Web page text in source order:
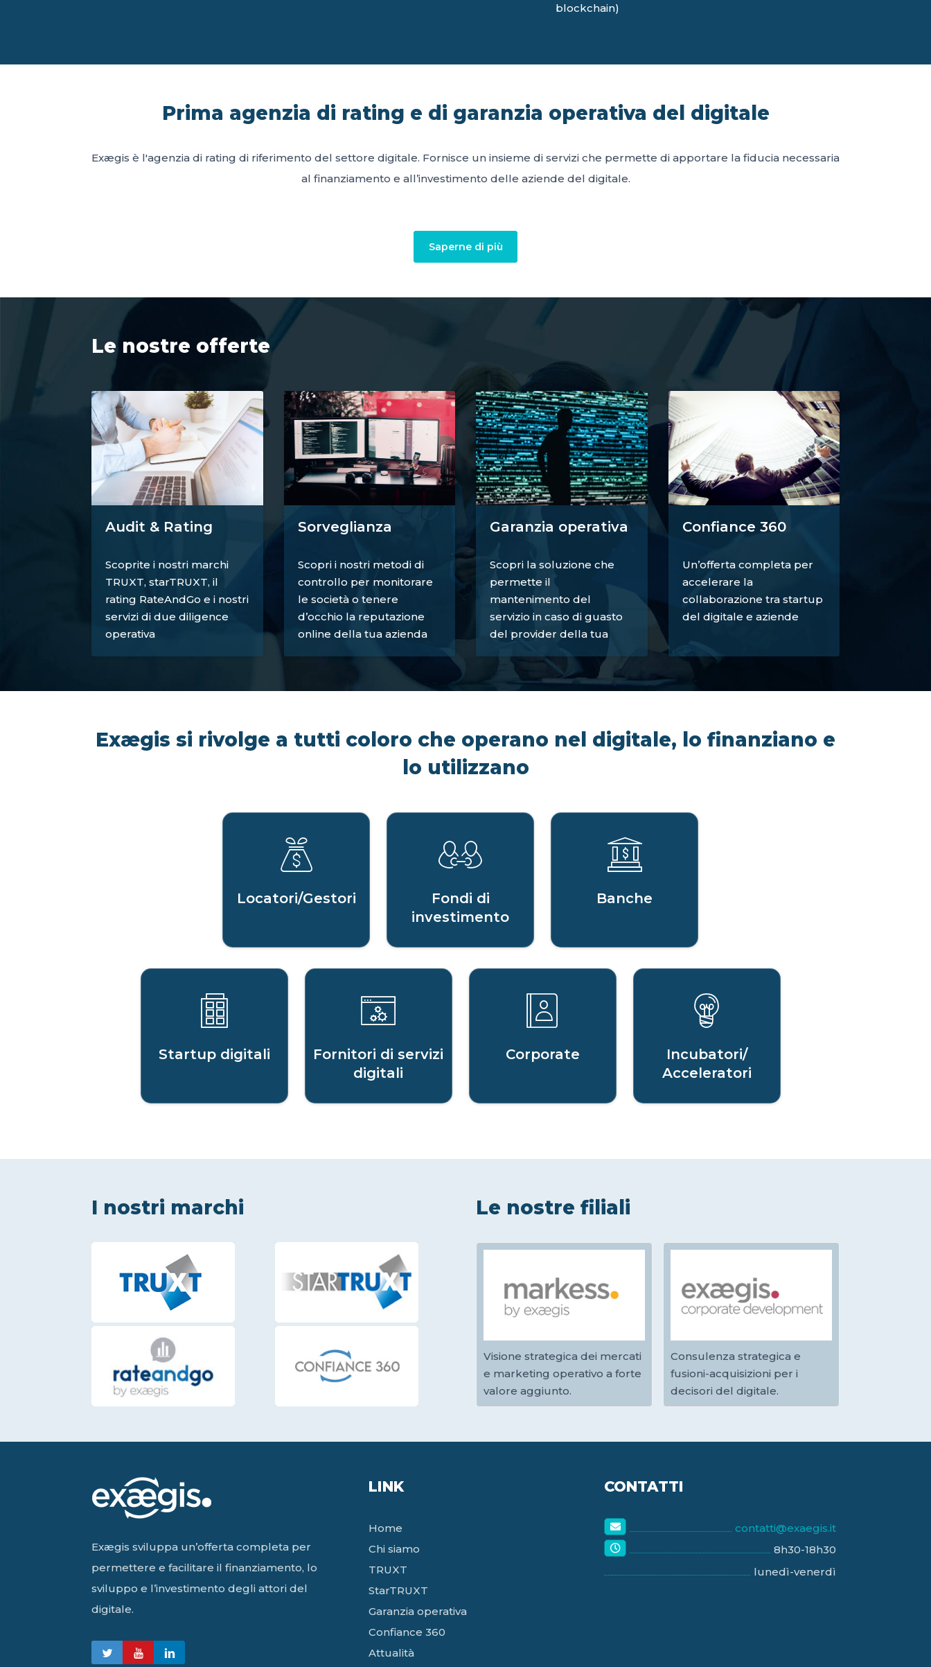
blockchain)
Prima agenzia di rating e di garanzia operativa del digitale
Exægis è l'agenzia di rating di riferimento del settore digitale. Fornisce un insieme di servizi che permette di apportare la fiducia necessaria
al finanziamento e all’investimento delle aziende del digitale.
Saperne di più
Le nostre offerte
Audit & Rating
Scoprite i nostri marchi
TRUXT, starTRUXT, il
rating RateAndGo e i nostri
servizi di due diligence
operativa
Sorveglianza
Scopri i nostri metodi di
controllo per monitorare
le società o tenere
d’occhio la reputazione
online della tua azienda
Garanzia operativa
Scopri la soluzione che
permette il
mantenimento del
servizio in caso di guasto
del provider della tua
Confiance 360
Un’offerta completa per
accelerare la
collaborazione tra startup
del digitale e aziende
Exægis si rivolge a tutti coloro che operano nel digitale, lo finanziano e
lo utilizzano
Locatori/Gestori
Fondi di
investimento
Banche
Startup digitali
Fornitori di servizi
digitali
Corporate
Incubatori/
Acceleratori
I nostri marchi Le nostre filiali
Visione strategica dei mercati
e marketing operativo a forte
valore aggiunto.
Consulenza strategica e
fusioni-acquisizioni per i
decisori del digitale.
Exægis sviluppa un’offerta completa per
permettere e facilitare il finanziamento, lo
sviluppo e l’investimento degli attori del
digitale.
LINK
Home
Chi siamo
TRUXT
StarTRUXT
Garanzia operativa
Confiance 360
Attualità
CONTATTI
contatti@exaegis.it
8h30-18h30
lunedì-venerdì